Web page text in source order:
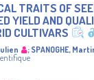
TRAITS OF
YIELD AND
CULTIVARS
; SPANOGHE,